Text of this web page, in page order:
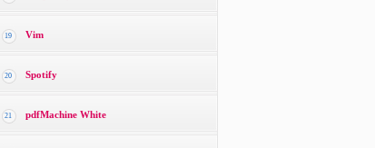
19 Vim
20 Spotify
21 pdfMachine White